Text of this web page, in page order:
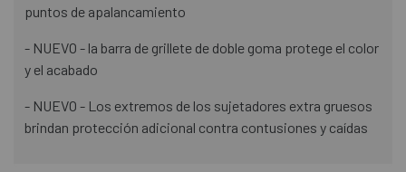
puntos de apalancamiento
- NUEVO - la barra de grillete de doble goma protege el color
y el acabado
- NUEVO - Los extremos de los sujetadores extra gruesos
brindan protección adicional contra contusiones y caídas